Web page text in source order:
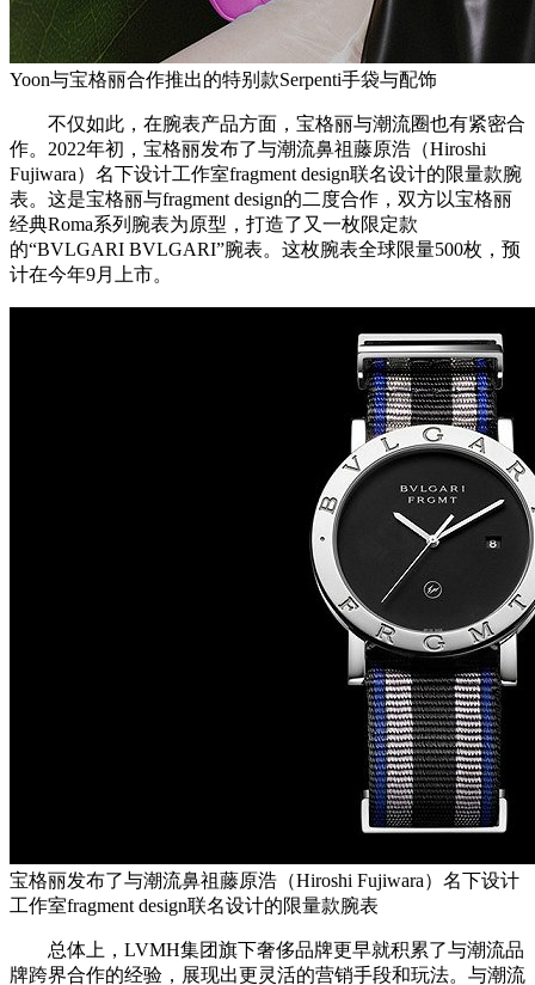
Yoon与宝格丽合作推出的特别款Serpenti手袋与配饰
不仅如此，在腕表产品方面，宝格丽与潮流圈也有紧密合
作。2022年初，宝格丽发布了与潮流鼻祖藤原浩（Hiroshi
Fujiwara）名下设计工作室fragment design联名设计的限量款腕
表。这是宝格丽与fragment design的二度合作，双方以宝格丽
经典Roma系列腕表为原型，打造了又一枚限定款
的“BVLGARI BVLGARI”腕表。这枚腕表全球限量500枚，预
计在今年9月上市。
宝格丽发布了与潮流鼻祖藤原浩（Hiroshi Fujiwara）名下设计
工作室fragment design联名设计的限量款腕表
总体上，LVMH集团旗下奢侈品牌更早就积累了与潮流品
牌跨界合作的经验，展现出更灵活的营销手段和玩法。与潮流